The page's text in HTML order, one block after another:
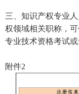
三、知识产权专业
权领域相关职称，
专业技术资格考试或
附件2